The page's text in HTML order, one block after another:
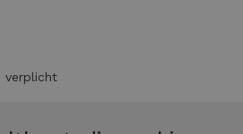
verplicht